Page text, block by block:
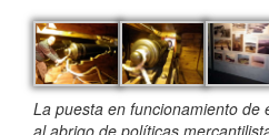
La puesta en funcionamiento de
al abrigo de políticas